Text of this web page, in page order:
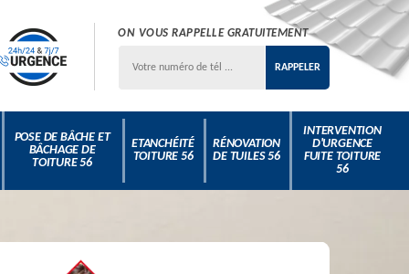
ON VOUS RAPPELLE GRATUITEMENT
POSE DE BÂCHE ET
BÂCHAGE DE
TOITURE 56
ETANCHÉITÉ
TOITURE 56
RÉNOVATION
DE TUILES 56
INTERVENTION
D'URGENCE
FUITE TOITURE
56